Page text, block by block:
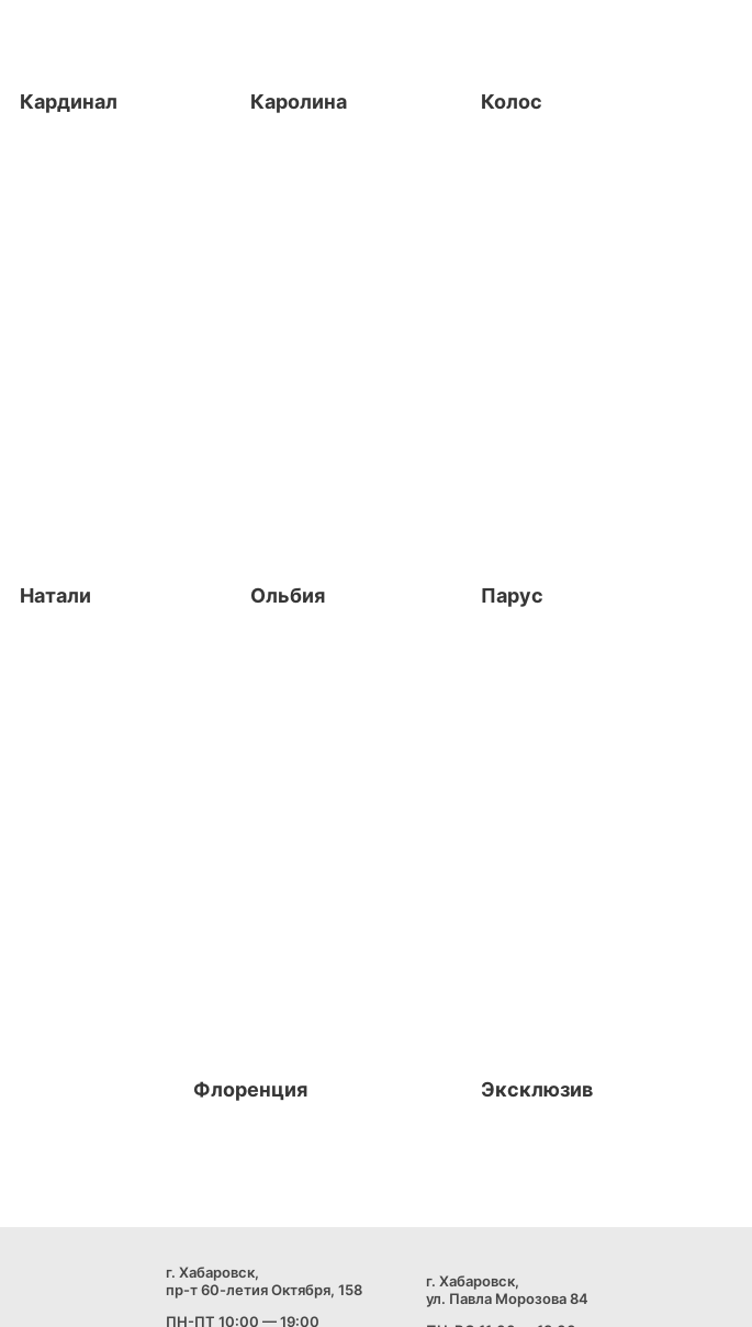
Кардинал Каролина Колос
Натали Ольбия Парус
Флоренция Эксклюзив
г. Хабаровск,
пр-т 60-летия Октября, 158
ПН-ПТ 10:00 — 19:00
г. Хабаровск,
ул. Павла Морозова 84